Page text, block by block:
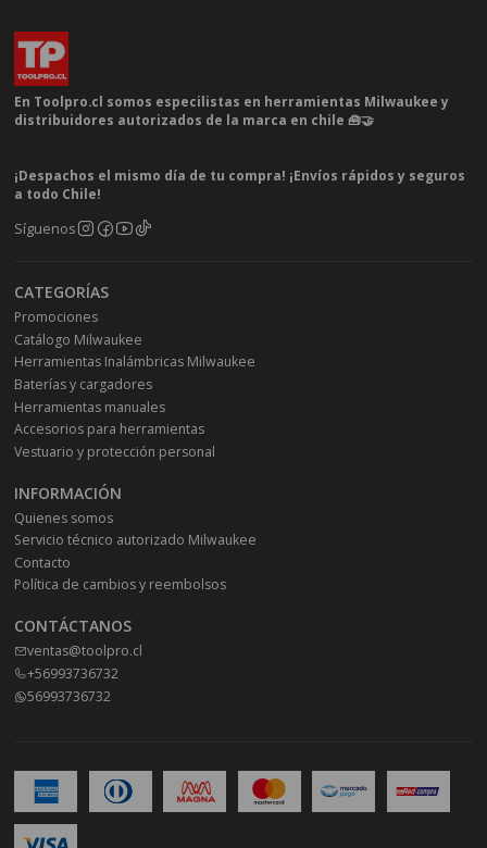
En Toolpro.cl somos especilistas en herramientas Milwaukee y
distribuidores autorizados de la marca en chile 🧰🤝
¡Despachos el mismo día de tu compra! ¡Envíos rápidos y seguros
a todo Chile!
Síguenos
CATEGORÍAS
Promociones
Catálogo Milwaukee
Herramientas Inalámbricas Milwaukee
Baterías y cargadores
Herramientas manuales
Accesorios para herramientas
Vestuario y protección personal
INFORMACIÓN
Quienes somos
Servicio técnico autorizado Milwaukee
Contacto
Política de cambios y reembolsos
CONTÁCTANOS
ventas@toolpro.cl
+56993736732
56993736732